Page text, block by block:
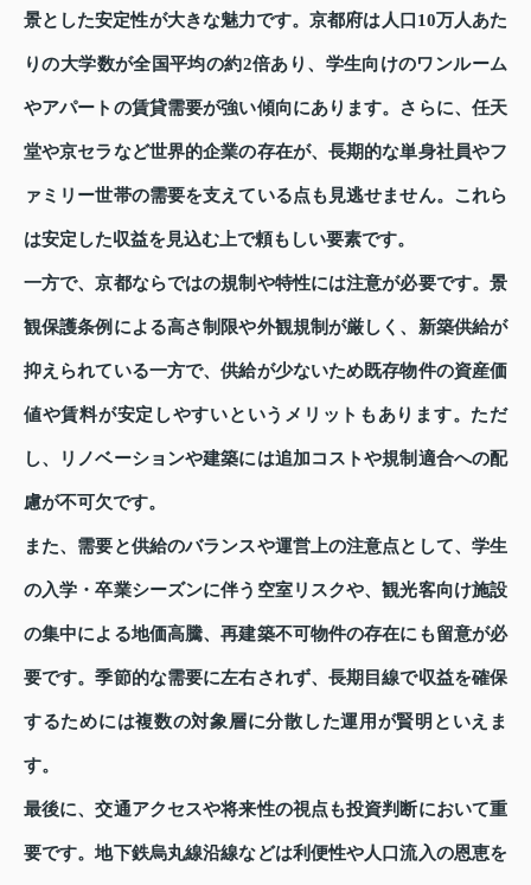
景とした安定性が大きな魅力です。京都府は人口10万人あた
りの大学数が全国平均の約2倍あり、学生向けのワンルーム
やアパートの賃貸需要が強い傾向にあります。さらに、任天
堂や京セラなど世界的企業の存在が、長期的な単身社員やフ
ァミリー世帯の需要を支えている点も見逃せません。これら
は安定した収益を見込む上で頼もしい要素です。
一方で、京都ならではの規制や特性には注意が必要です。景
観保護条例による高さ制限や外観規制が厳しく、新築供給が
抑えられている一方で、供給が少ないため既存物件の資産価
値や賃料が安定しやすいというメリットもあります。ただ
し、リノベーションや建築には追加コストや規制適合への配
慮が不可欠です。
また、需要と供給のバランスや運営上の注意点として、学生
の入学・卒業シーズンに伴う空室リスクや、観光客向け施設
の集中による地価高騰、再建築不可物件の存在にも留意が必
要です。季節的な需要に左右されず、長期目線で収益を確保
するためには複数の対象層に分散した運用が賢明といえま
す。
最後に、交通アクセスや将来性の視点も投資判断において重
要です。地下鉄烏丸線沿線などは利便性や人口流入の恩恵を